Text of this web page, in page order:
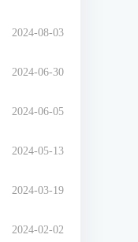
2024-08-03
2024-06-30
2024-06-05
2024-05-13
2024-03-19
2024-02-02